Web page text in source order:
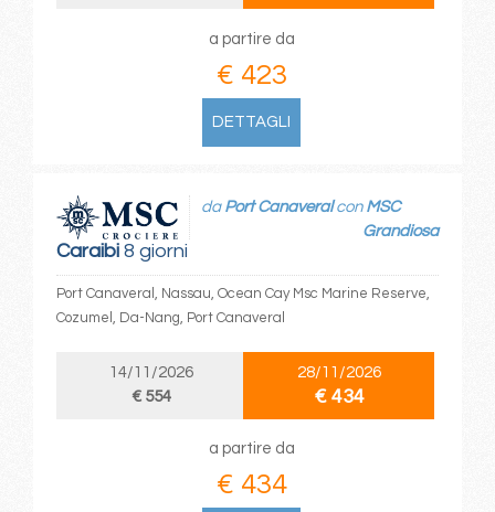
a partire da
€ 423
DETTAGLI
Caraibi8 giorni
da Port Canaveralcon MSC
Grandiosa
Port Canaveral, Nassau, Ocean Cay Msc Marine Reserve,
Cozumel, Da-Nang, Port Canaveral
14/11/2026
€ 554
28/11/2026
€ 434
a partire da
€ 434